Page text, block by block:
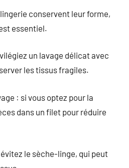
conservent leur forme,
essentiel.
un lavage délicat avec
les tissus fragiles.
: si vous optez pour la
dans un filet pour réduire
évitez le sèche-linge, qui peut